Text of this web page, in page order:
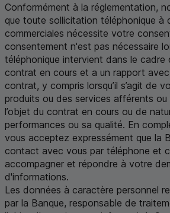
Conformément à la réglementation,
que toute sollicitation téléphonique à
commerciales nécessite votre
consentement n'est pas nécessaire
téléphonique intervient dans le cadre
contrat en cours et a un rapport avec
contrat, y compris lorsqu’il s’agit de
produits ou des services afférents ou
l’objet du contrat en cours ou de
performances ou sa qualité. En
vous acceptez expressément que la
contact avec vous par téléphone et
accompagner et répondre à votre
d'informations.
Les données à caractère personnel
par la Banque, responsable de